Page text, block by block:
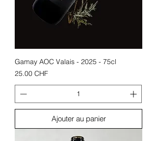
Gamay AOC Valais - 2025 - 75cl
Prix
25.00 CHF
Ajouter au panier